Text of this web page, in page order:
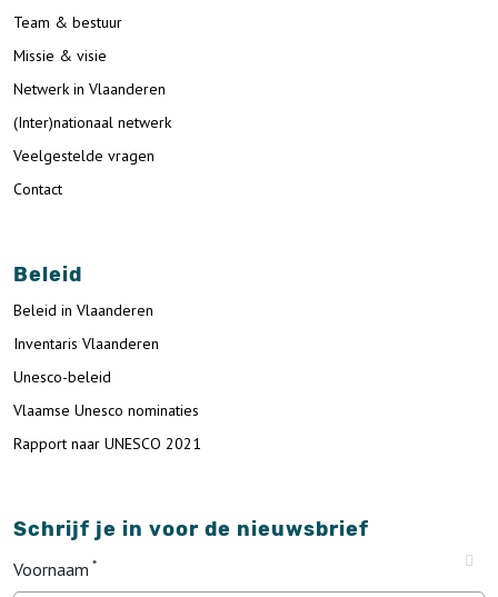
Team & bestuur
Missie & visie
Netwerk in Vlaanderen
(Inter)nationaal netwerk
Veelgestelde vragen
Contact
Beleid
Beleid in Vlaanderen
Inventaris Vlaanderen
Unesco-beleid
Vlaamse Unesco nominaties
Rapport naar UNESCO 2021
Schrijf je in voor de nieuwsbrief
Voornaam